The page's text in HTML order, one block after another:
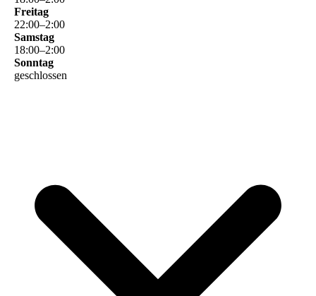
Freitag
22:00–2:00
Samstag
18:00–2:00
Sonntag
geschlossen